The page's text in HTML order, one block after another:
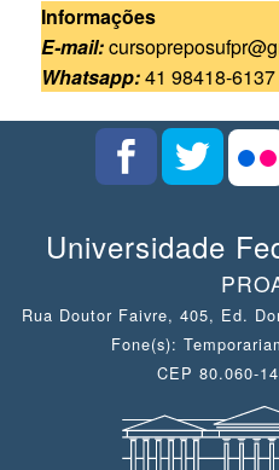
Informações
E-mail:
Whatsapp:41 98418-6137
Universidade
Rua Doutor Faivre, 405, Ed.
Fone(s):
CEP 80.060-